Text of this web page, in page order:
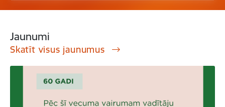
Jaunumi
Skatīt visus jaunumus